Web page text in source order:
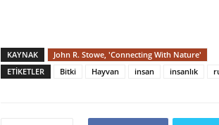
KAYNAK
John R. Stowe, 'Connecting With Nature'
ETIKETLER
Bitki Hayvan insan insanlık